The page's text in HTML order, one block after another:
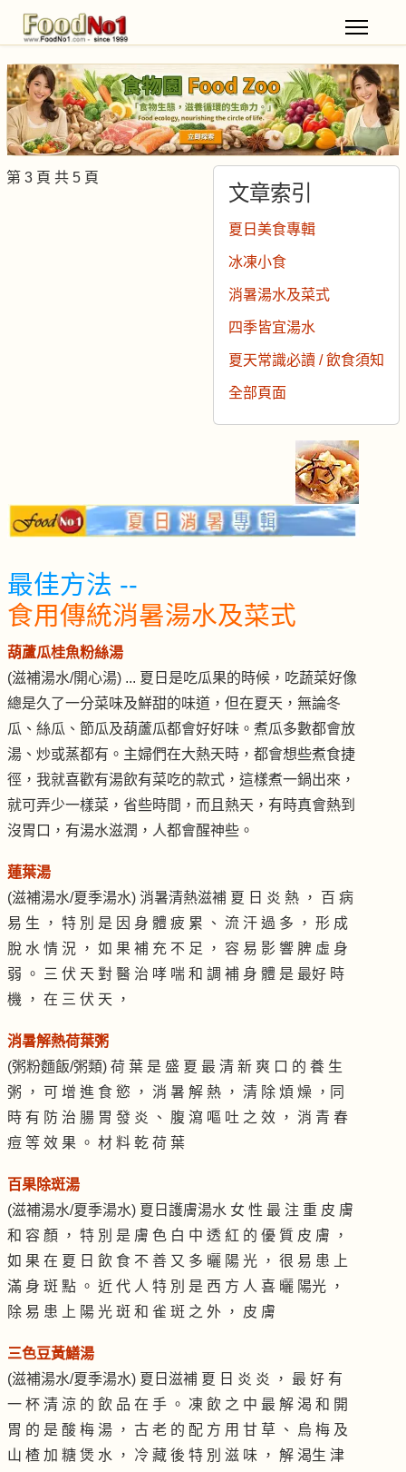
文章索引
夏日美食專輯
冰凍小食
消暑湯水及菜式
四季皆宜湯水
夏天常識必讀 / 飲食須知
全部頁面
第 3 頁 共 5 頁
最佳方法 --
食用傳統消暑湯水及菜式
葫蘆瓜桂魚粉絲湯
(滋補湯水/開心湯) ... 夏日是吃瓜果的時候，吃蔬菜好像
總是久了一分菜味及鮮甜的味道，但在夏天，無論冬
瓜、絲瓜、節瓜及葫蘆瓜都會好好味。煮瓜多數都會放
湯、炒或蒸都有。主婦們在大熱天時，都會想些煮食捷
徑，我就喜歡有湯飲有菜吃的款式，這樣煮一鍋出來，
就可弄少一樣菜，省些時間，而且熱天，有時真會熱到
沒胃口，有湯水滋潤，人都會醒神些。
蓮葉湯
(滋補湯水/夏季湯水) 消暑清熱滋補 夏 日 炎 熱 ， 百 病
易 生 ， 特 別 是 因 身 體 疲 累 、 流 汗 過 多 ， 形 成
脫 水 情 況 ， 如 果 補 充 不 足 ， 容 易 影 響 脾 虛 身
弱 。 三 伏 天 對 醫 治 哮 喘 和 調 補 身 體 是 最好 時
機 ， 在 三 伏 天 ，
消暑解熱荷葉粥
(粥粉麵飯/粥類) 荷 葉 是 盛 夏 最 清 新 爽 口 的 養 生
粥 ， 可 增 進 食 慾 ， 消 暑 解 熱 ， 清 除 煩 燥 ，同
時 有 防 治 腸 胃 發 炎 、 腹 瀉 嘔 吐 之 效 ， 消 青 春
痘 等 效 果 。 材 料 乾 荷 葉
百果除斑湯
(滋補湯水/夏季湯水) 夏日護膚湯水 女 性 最 注 重 皮 膚
和 容 顏 ， 特 別 是 膚 色 白 中 透 紅 的 優 質 皮 膚 ，
如 果 在 夏 日 飲 食 不 善 又 多 曬 陽 光 ， 很 易 患 上
滿 身 斑 點 。 近 代 人 特 別 是 西 方 人 喜 曬 陽光 ，
除 易 患 上 陽 光 斑 和 雀 斑 之 外 ， 皮 膚
三色豆黃鱔湯
(滋補湯水/夏季湯水) 夏日滋補 夏 日 炎 炎 ， 最 好 有
一 杯 清 涼 的 飲 品 在 手 。 凍 飲 之 中 最 解 渴 和 開
胃 的 是 酸 梅 湯 ， 古 老 的 配 方 用 甘 草 、 烏 梅 及
山 楂 加 糖 煲 水 ， 冷 藏 後 特 別 滋 味 ， 解 渴生 津